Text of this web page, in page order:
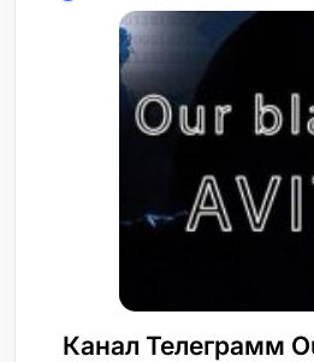
Канал Телеграмм